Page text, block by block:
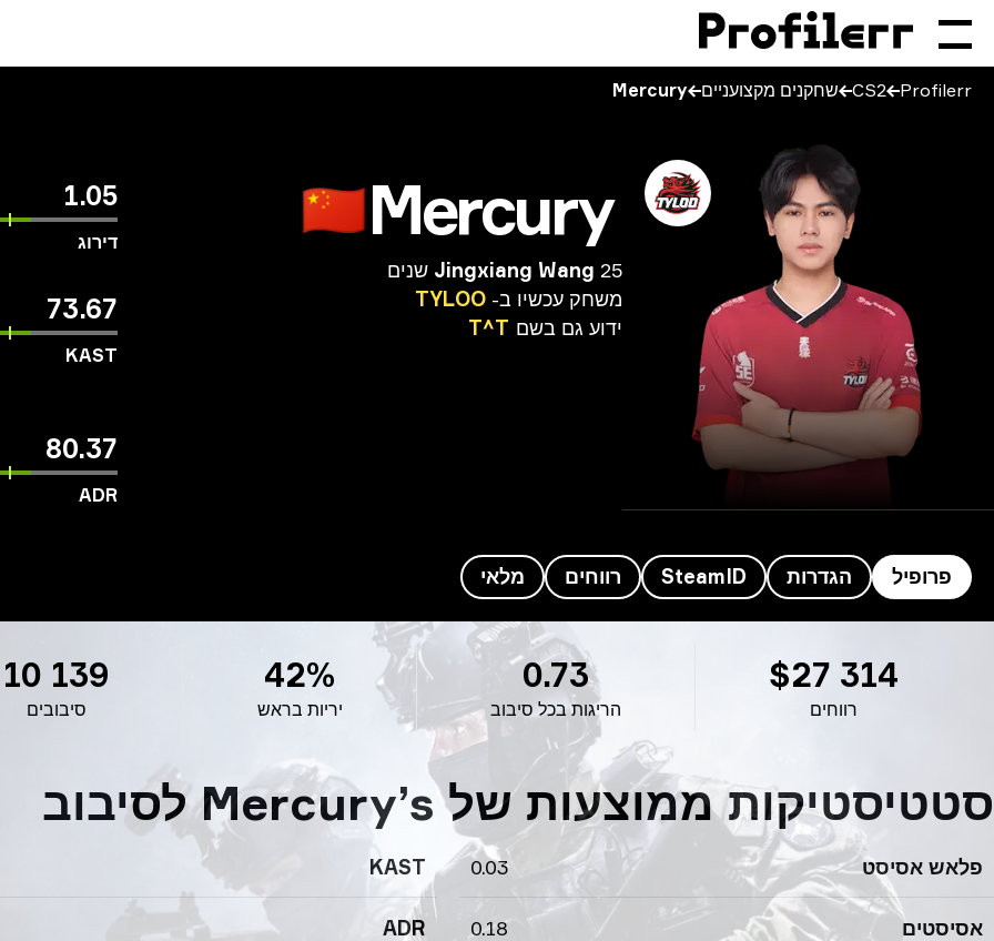
Profilerr
CS2 שחקנים מקצועניים Mercury
Mercury
🇨🇳
Jingxiang Wang 25 שנים
משחק עכשיו ב- TYLOO
ידוע גם בשם T^T
1.05
דירוג
73.67
KAST
80.37
ADR
פרופיל הגדרות SteamID רווחים מלאי
רווחים
$27 314
הריגות בכל סיבוב
0.73
יריות בראש
42%
סיבובים
10 139
סטטיסטיקות ממוצעות של Mercury’s לסיבוב
פלאש אסיסט 0.03
KAST
אסיסטים 0.18
ADR